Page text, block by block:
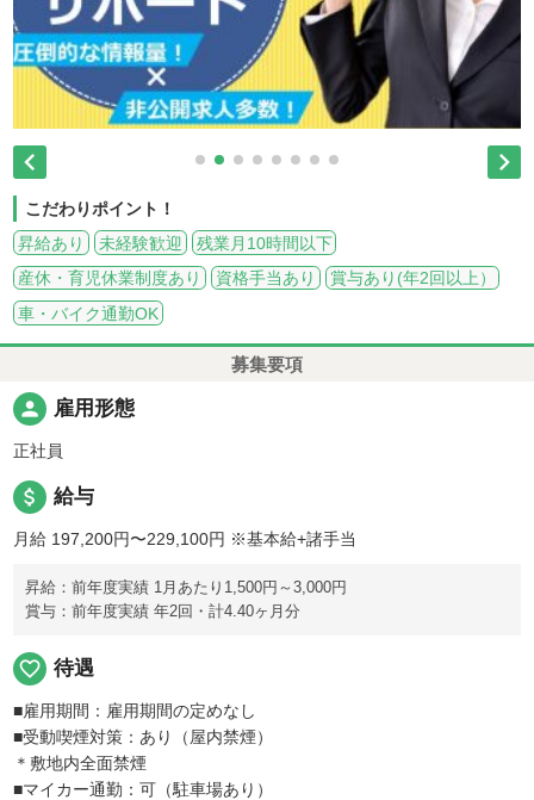
 
こだわりポイント！
昇給あり
未経験歓迎
残業月10時間以下
産休・育児休業制度あり
資格手当あり
賞与あり(年2回以上）
車・バイク通勤OK
募集要項
person 雇用形態
正社員
attach_money 給与
月給 197,200円〜229,100円 ※基本給+諸手当
昇給：前年度実績 1月あたり1,500円～3,000円
賞与：前年度実績 年2回・計4.40ヶ月分
favorite_border 待遇
■雇用期間：雇用期間の定めなし
■受動喫煙対策：あり（屋内禁煙）
＊敷地内全面禁煙
■マイカー通勤：可（駐車場あり）